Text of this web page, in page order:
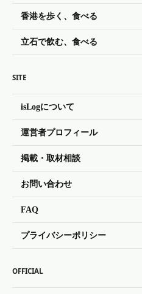
香港を歩く、食べる
立石で飲む、食べる
SITE
isLogについて
運営者プロフィール
掲載・取材相談
お問い合わせ
FAQ
プライバシーポリシー
OFFICIAL